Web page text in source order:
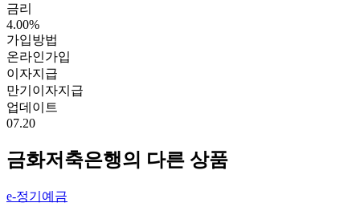
금리
4.00%
가입방법
온라인가입
이자지급
만기이자지급
업데이트
07.20
금화저축은행의 다른 상품
e-정기예금